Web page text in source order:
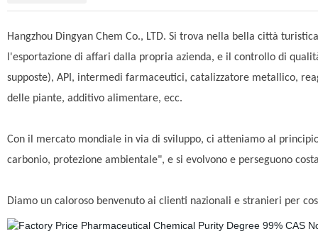
Hangzhou Dingyan Chem Co., LTD. Si trova nella bella città
l'esportazione di affari dalla propria azienda, e il controllo di
supposte), API, intermedi farmaceutici, catalizzatore metallico,
delle piante, additivo alimentare, ecc.
Con il mercato mondiale in via di sviluppo, ci atteniamo al
carbonio, protezione ambientale", e si evolvono e perseguono
Diamo un caloroso benvenuto ai clienti nazionali e stranieri per